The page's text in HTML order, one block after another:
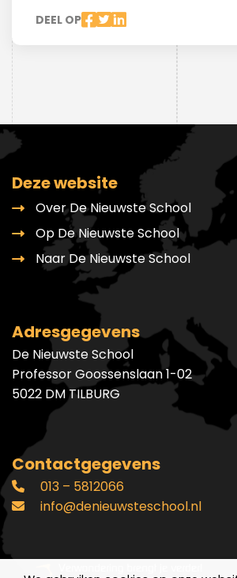
DEEL OP
Deze website
Over De Nieuwste School
Op De Nieuwste School
Naar De Nieuwste School
Adresgegevens
De Nieuwste School
Professor Goossenslaan 1-02
5022 DM TILBURG
Contactgegevens
013 – 5812066
info@denieuwsteschool.nl